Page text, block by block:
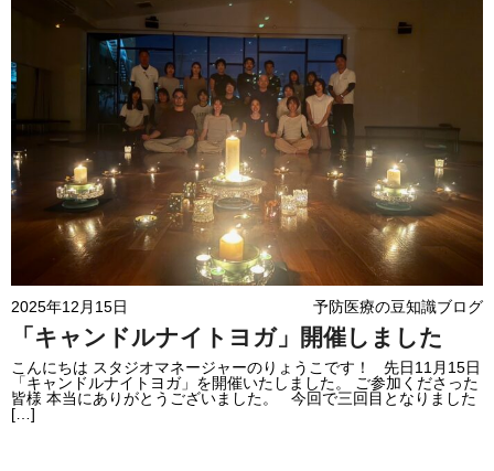
2025年12月15日 予防医療の豆知識ブログ
「キャンドルナイトヨガ」開催しました
こんにちは スタジオマネージャーのりょうこです！ 先日11月15日
「キャンドルナイトヨガ」を開催いたしました。 ご参加くださった
皆様 本当にありがとうございました。 今回で三回目となりました
[…]